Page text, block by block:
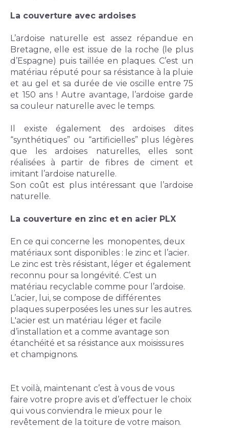
La couverture avec ardoises
L’ardoise naturelle est assez répandue en
Bretagne, elle est issue de la roche (le plus
d’Espagne) puis taillée en plaques. C’est un
matériau réputé pour sa résistance à la pluie
et au gel et sa durée de vie oscille entre 75
et 150 ans ! Autre avantage, l’ardoise garde
sa couleur naturelle avec le temps.
Il existe également des ardoises dites
“synthétiques” ou “artificielles” plus légères
que les ardoises naturelles, elles sont
réalisées à partir de fibres de ciment et
imitant l’ardoise naturelle.
Son coût est plus intéressant que l’ardoise
naturelle.
La couverture en zinc et en acier PLX
En ce qui concerne les  monopentes, deux
matériaux sont disponibles : le zinc et l’acier.
Le zinc est très résistant, léger et également
reconnu pour sa longévité. C’est un
matériau recyclable comme pour l’ardoise.
L’acier, lui, se compose de différentes
plaques superposées les unes sur les autres.
L'acier est un matériau léger et facile
d’installation et a comme avantage son
étanchéité et sa résistance aux moisissures
et champignons.
Et voilà, maintenant c’est à vous de vous
faire votre propre avis et d’effectuer le choix
qui vous conviendra le mieux pour le
revêtement de la toiture de votre maison.